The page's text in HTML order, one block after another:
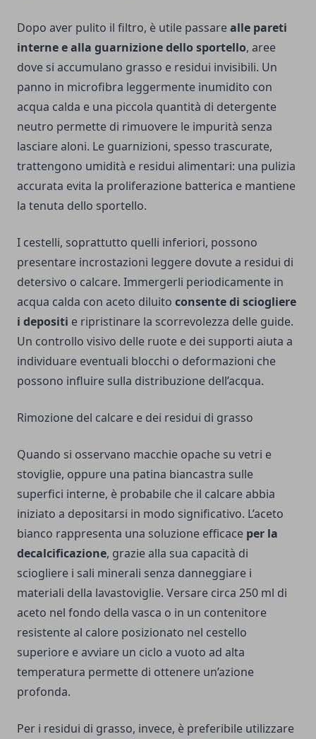
Dopo aver pulito il filtro, è utile passarealle pareti
interne e alla guarnizione dello sportello, aree
dove si accumulano grasso e residui invisibili. Un
panno in microfibra leggermente inumidito con
acqua calda e una piccola quantità di detergente
neutro permette di rimuovere le impurità senza
lasciare aloni. Le guarnizioni, spesso trascurate,
trattengono umidità e residui alimentari: una pulizia
accurata evita la proliferazione batterica e mantiene
la tenuta dello sportello.
I cestelli, soprattutto quelli inferiori, possono
presentare incrostazioni leggere dovute a residui di
detersivo o calcare. Immergerli periodicamente in
acqua calda con aceto diluito consente di sciogliere
i depositi e ripristinare la scorrevolezza delle guide.
Un controllo visivo delle ruote e dei supporti aiuta a
individuare eventuali blocchi o deformazioni che
possono influire sulla distribuzione dell’acqua.
Rimozione del calcare e dei residui di grasso
Quando si osservano macchie opache su vetri e
stoviglie, oppure una patina biancastra sulle
superfici interne, è probabile che il calcare abbia
iniziato a depositarsi in modo significativo. L’aceto
bianco rappresenta una soluzione efficace per la
decalcificazione, grazie alla sua capacità di
sciogliere i sali minerali senza danneggiare i
materiali della lavastoviglie. Versare circa 250 ml di
aceto nel fondo della vasca o in un contenitore
resistente al calore posizionato nel cestello
superiore e avviare un ciclo a vuoto ad alta
temperatura permette di ottenere un’azione
profonda.
Per i residui di grasso, invece, è preferibile utilizzare